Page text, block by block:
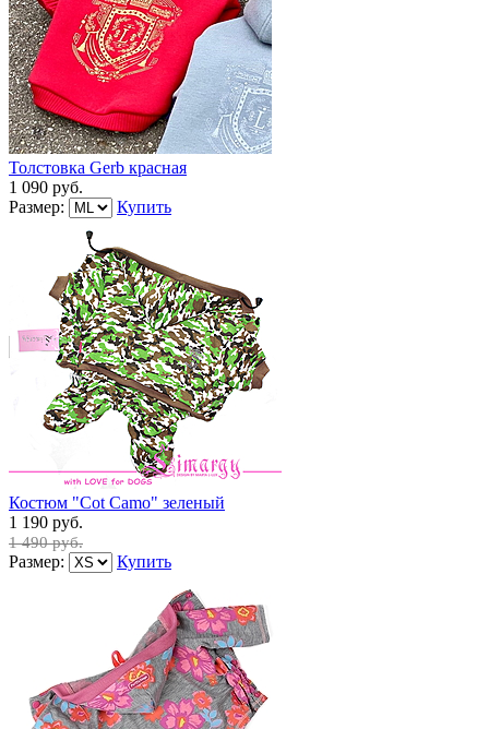
Толстовка Gerb красная
1 090 руб.
Размер:
Купить
Костюм "Cot Camo" зеленый
1 190 руб.
1 490 руб.
Размер: Купить